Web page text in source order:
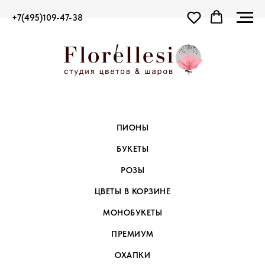
+7(495)109-47-38
ПИОНЫ
БУКЕТЫ
РОЗЫ
ЦВЕТЫ В КОРЗИНЕ
МОНОБУКЕТЫ
ПРЕМИУМ
ОХАПКИ